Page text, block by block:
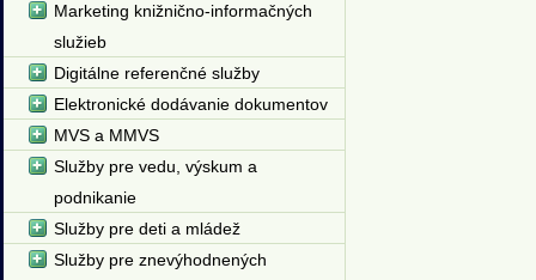
Marketing knižnično-informačných
služieb
Digitálne referenčné služby
Elektronické dodávanie dokumentov
MVS a MMVS
Služby pre vedu, výskum a
podnikanie
Služby pre deti a mládež
Služby pre znevýhodnených